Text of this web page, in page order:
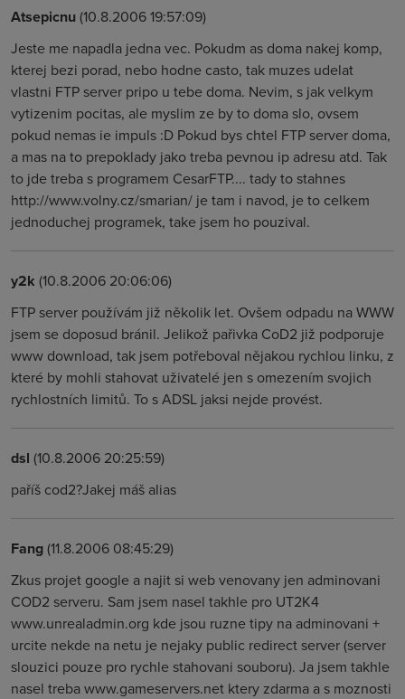
Atsepicnu(10.8.2006 19:57:09)
Jeste me napadla jedna vec. Pokudm as doma nakej komp,
kterej bezi porad, nebo hodne casto, tak muzes udelat
vlastni FTP server pripo u tebe doma. Nevim, s jak velkym
vytizenim pocitas, ale myslim ze by to doma slo, ovsem
pokud nemas ie impuls :D Pokud bys chtel FTP server doma,
a mas na to prepoklady jako treba pevnou ip adresu atd. Tak
to jde treba s programem CesarFTP.... tady to stahnes
http://www.volny.cz/smarian/ je tam i navod, je to celkem
jednoduchej programek, take jsem ho pouzival.
y2k (10.8.2006 20:06:06)
FTP server používám již několik let. Ovšem odpadu na WWW
jsem se doposud bránil. Jelikož pařivka CoD2 již podporuje
www download, tak jsem potřeboval nějakou rychlou linku, z
které by mohli stahovat uživatelé jen s omezením svojich
rychlostních limitů. To s ADSL jaksi nejde provést.
dsl (10.8.2006 20:25:59)
paříš cod2?Jakej máš alias
Fang(11.8.2006 08:45:29)
Zkus projet google a najit si web venovany jen adminovani
COD2 serveru. Sam jsem nasel takhle pro UT2K4
www.unrealadmin.org kde jsou ruzne tipy na adminovani +
urcite nekde na netu je nejaky public redirect server (server
slouzici pouze pro rychle stahovani souboru). Ja jsem takhle
nasel treba www.gameservers.net ktery zdarma a s moznosti